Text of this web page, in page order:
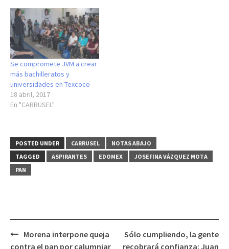
Se compromete JVM a crear
más bachilleratos y
universidades en Texcoco
18 abril, 2017
En "CARRUSEL"
POSTED UNDER CARRUSEL
NOTAS ABAJO
TAGGED
ASPIRANTES EDOMEX
JOSEFINA VÁZQUEZ MOTA
PAN
Post
navigation
Morena interpone queja
contra el pan por calumniar
Sólo cumpliendo, la gente
recobrará confianza: Juan